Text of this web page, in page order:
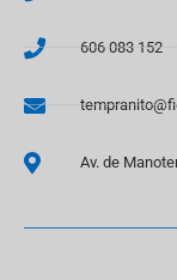
606 083 152
Av. de